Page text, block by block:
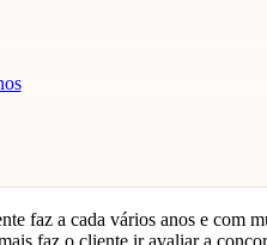
faz a cada vários anos e com
faz o cliente ir avaliar a